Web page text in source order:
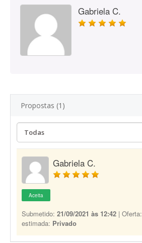
Gabriela C.
Propostas (1)
Gabriela C.
Aceita
Submetido: 21/09/2021 às 12:42 | Oferta:
estimada: Privado